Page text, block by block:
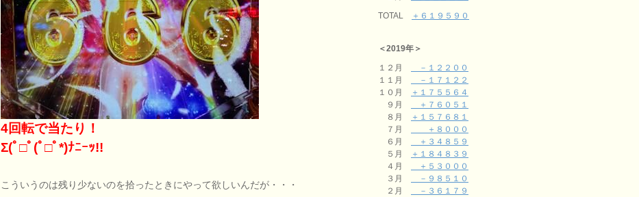
4回転で当たり！
Σ(ﾟ□ﾟ(ﾟ□ﾟ*)ﾅﾆｰｯ!!
こういうのは残り少ないのを拾ったときにやって欲しいんだが・・・
TOTAL
＋６１９５９０
＜2019年＞
１２月
－１２２００
１１月
－１７１２２
１０月
＋１７５５６４
９月
＋７６０５１
８月
＋１５７６８１
７月
＋８０００
６月
＋３４８５９
５月
＋１８４８３９
４月
＋５３０００
３月
－９８５１０
２月
－３６１７９